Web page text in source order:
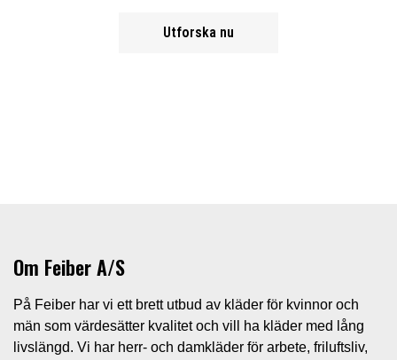
Utforska nu
Om Feiber A/S
På Feiber har vi ett brett utbud av kläder för kvinnor och
män som värdesätter kvalitet och vill ha kläder med lång
livslängd. Vi har herr- och damkläder för arbete, friluftsliv,